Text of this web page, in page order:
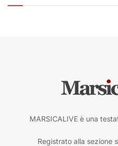
MARSICALIVE è una
Registrato alla sezione